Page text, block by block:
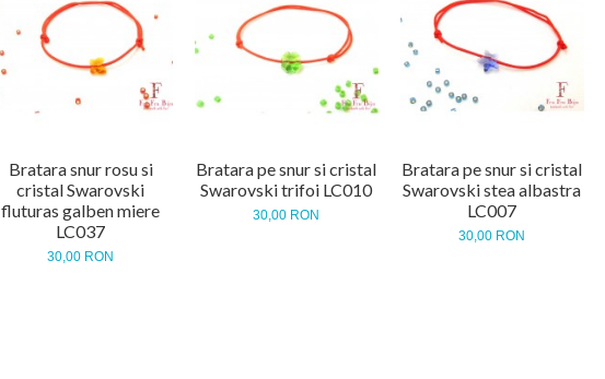
Bratara snur rosu si
cristal Swarovski
fluturas galben miere
LC037
30,00 RON
Bratara pe snur si cristal
Swarovski trifoi LC010
30,00 RON
Bratara pe snur si cristal
Swarovski stea albastra
LC007
30,00 RON